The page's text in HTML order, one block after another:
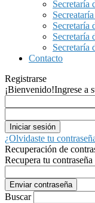
Secretaría
Secretaría
Secretaría
Secretaría
Contacto
Registrarse
¡Bienvenido!Ingrese a
¿Olvidaste tu
Recuperación de
Recupera tu contraseña
Buscar